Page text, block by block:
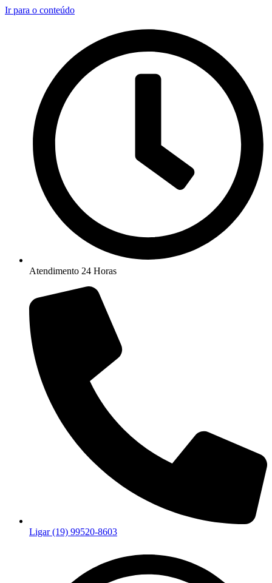
Ir para o conteúdo
Atendimento 24 Horas
Ligar (19) 99520-8603